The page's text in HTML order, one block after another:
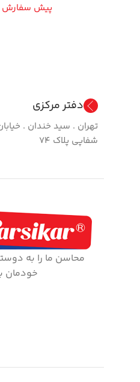
پیش سفارش
دفتر مرکزی
تهران . سید خندان .
شفاپی پلاک ۷۴
محاسن ما را به
خودمان